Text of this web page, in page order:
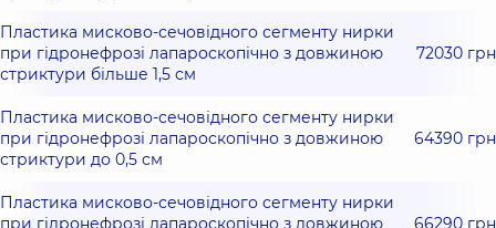
Пластика мисково-сечовідного сегменту нирки
при гідронефрозі лапароскопічно з довжиною
стриктури більше 1,5 см
72030 грн
Пластика мисково-сечовідного сегменту нирки
при гідронефрозі лапароскопічно з довжиною
стриктури до 0,5 см
64390 грн
Пластика мисково-сечовідного сегменту нирки
при гідронефрозі лапароскопічно з довжиною
66290 грн